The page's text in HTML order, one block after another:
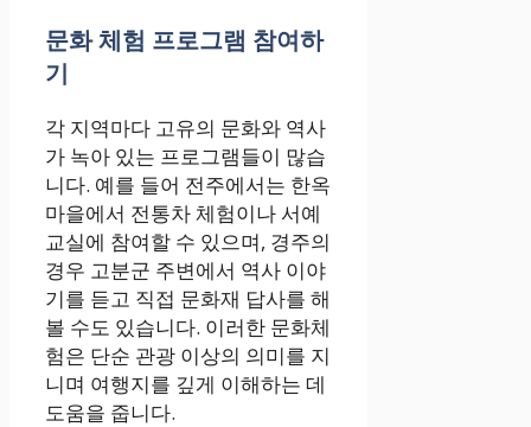
문화 체험 프로그램 참여하
기
각 지역마다 고유의 문화와 역사
가 녹아 있는 프로그램들이 많습
니다. 예를 들어 전주에서는 한옥
마을에서 전통차 체험이나 서예
교실에 참여할 수 있으며, 경주의
경우 고분군 주변에서 역사 이야
기를 듣고 직접 문화재 답사를 해
볼 수도 있습니다. 이러한 문화체
험은 단순 관광 이상의 의미를 지
니며 여행지를 깊게 이해하는 데
도움을 줍니다.